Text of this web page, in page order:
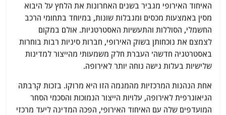
at
s
A
p
p
e
g
ra
m
ai
l
itt
er
c
e
b
o
o
k
האיחוד האירופי מגביר בשנים האחרונות את הלחץ על היבוא
מסין באמצעות מכסים ומגבלות שונות, במיוחד בתחומי הרכב
החשמלי, הסוללות והתעשיות האסטרטגיות. אולם במקום
לצמצם את נוכחותן בשוק האירופי, חברות סיניות רבות בוחרות
באסטרטגיה חדשה' העברת חלק משמעותי מהייצור למדינות
שלישיות בעלות גישה נוחה יותר לאירופה.
אחת הנהנות המרכזיות מהמגמה הזו היא מרוקו. בזכות קרבתה
הגיאוגרפית לאירופה, עלויות הייצור הנמוכות והסכמי הסחר
המועדפים שלה עם האיחוד האירופי, הפכה המדינה ליעד מרכזי